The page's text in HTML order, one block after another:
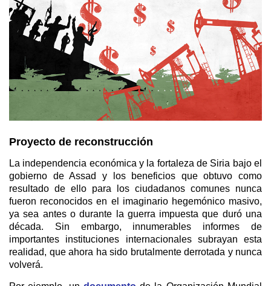
Proyecto de reconstrucción
La independencia económica y la fortaleza de Siria bajo el
gobierno de Assad y los beneficios que obtuvo como
resultado de ello para los ciudadanos comunes nunca
fueron reconocidos en el imaginario hegemónico masivo,
ya sea antes o durante la guerra impuesta que duró una
década. Sin embargo, innumerables informes de
importantes instituciones internacionales subrayan esta
realidad, que ahora ha sido brutalmente derrotada y nunca
volverá.